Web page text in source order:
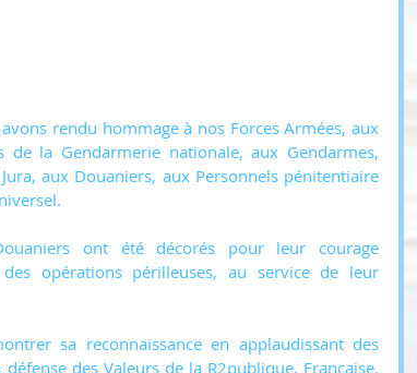
rendu hommage à nos Forces Armées, aux
de la Gendarmerie nationale, aux Gendarmes,
aux Douaniers, aux Personnels pénitentiaire
ont été décorés pour leur courage
opérations périlleuses, au service de leur
sa reconnaissance en applaudissant des
des Valeurs de la R2publique, Française,